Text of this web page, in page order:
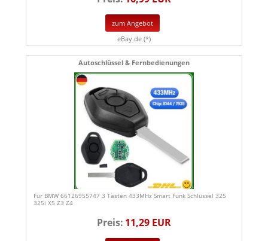
zum Angebot
eBay.de (*)
Autoschlüssel & Fernbedienungen
Für BMW 66126955747 3 Tasten 433MHz Smart Funk Schlüssel 325
325i X5 Z3 Z4
Preis: 11,29 EUR